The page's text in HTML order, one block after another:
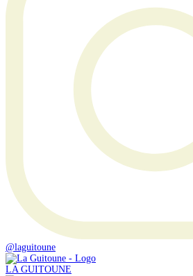
@laguitoune
LA GUITOUNE